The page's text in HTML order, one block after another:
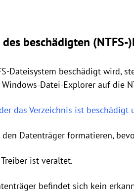
beschädigten (NTFS-
Dateisystem beschädigt wird,
Datei-Explorer auf die
das Verzeichnis ist beschädigt
den Datenträger formatieren,
ist veraltet.
befindet sich kein